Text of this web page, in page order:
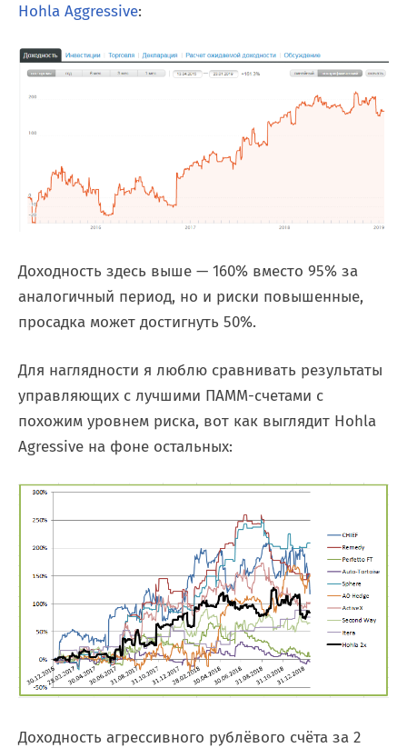
Hohla Aggressive:
Доходность здесь выше — 160% вместо 95% за
аналогичный период, но и риски повышенные,
просадка может достигнуть 50%.
Для наглядности я люблю сравнивать результаты
управляющих с лучшими ПАММ-счетами с
похожим уровнем риска, вот как выглядит Hohla
Agressive на фоне остальных:
Доходность агрессивного рублёвого счёта за 2